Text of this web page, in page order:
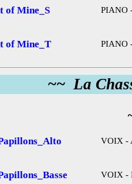
of Mine_S PIANO
of Mine_T PIANO
~~ La
VOIX -
VOIX -